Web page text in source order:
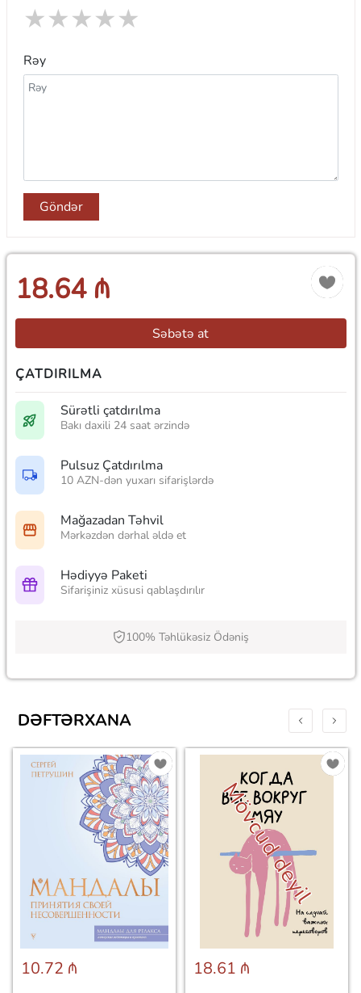
★
★
★
★
★
Rəy
Göndər
18.64 ₼
Səbətə at
ÇATDIRILMA
Sürətli çatdırılma
Bakı daxili 24 saat ərzində
Pulsuz Çatdırılma
10 AZN-dən yuxarı sifarişlərdə
Mağazadan Təhvil
Mərkəzdən dərhal əldə et
Hədiyyə Paketi
Sifarişiniz xüsusi qablaşdırılır
100% Təhlükəsiz Ödəniş
DƏFTƏRXANA
10.72 ₼
Mövcud deyil
18.61 ₼